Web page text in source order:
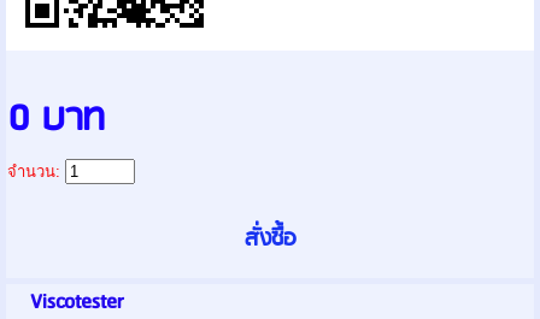
0 บาท
จำนวน:
Viscotester